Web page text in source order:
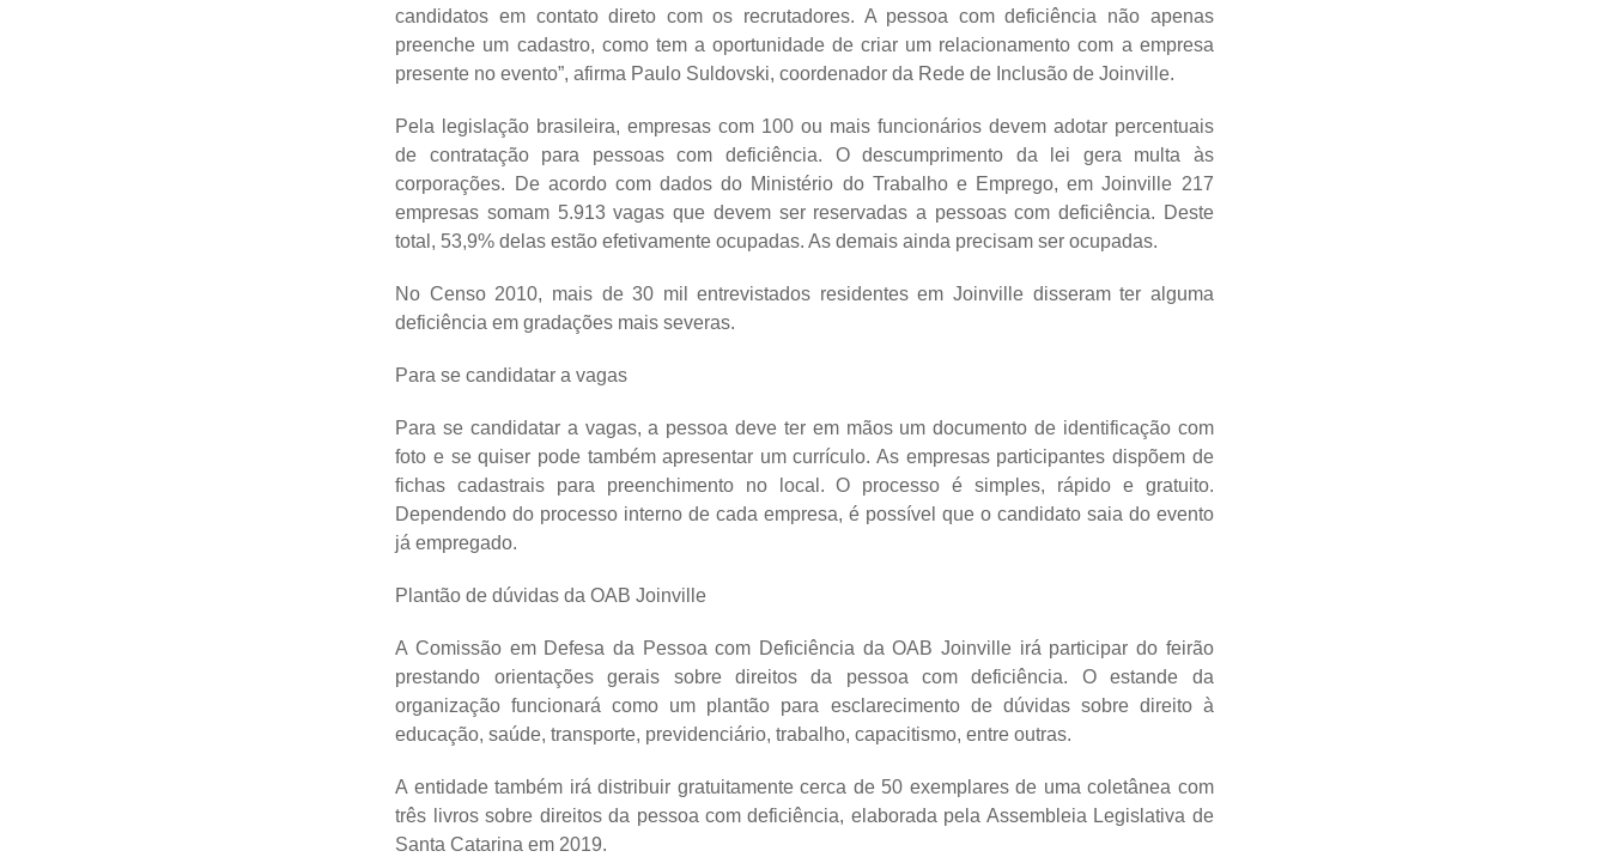
candidatos em contato direto com os recrutadores. A pessoa com deficiência não apenas
preenche um cadastro, como tem a oportunidade de criar um relacionamento com a empresa
presente no evento”, afirma Paulo Suldovski, coordenador da Rede de Inclusão de Joinville.
Pela legislação brasileira, empresas com 100 ou mais funcionários devem adotar percentuais
de contratação para pessoas com deficiência. O descumprimento da lei gera multa às
corporações. De acordo com dados do Ministério do Trabalho e Emprego, em Joinville 217
empresas somam 5.913 vagas que devem ser reservadas a pessoas com deficiência. Deste
total, 53,9% delas estão efetivamente ocupadas. As demais ainda precisam ser ocupadas.
No Censo 2010, mais de 30 mil entrevistados residentes em Joinville disseram ter alguma
deficiência em gradações mais severas.
Para se candidatar a vagas
Para se candidatar a vagas, a pessoa deve ter em mãos um documento de identificação com
foto e se quiser pode também apresentar um currículo. As empresas participantes dispõem de
fichas cadastrais para preenchimento no local. O processo é simples, rápido e gratuito.
Dependendo do processo interno de cada empresa, é possível que o candidato saia do evento
já empregado.
Plantão de dúvidas da OAB Joinville
A Comissão em Defesa da Pessoa com Deficiência da OAB Joinville irá participar do feirão
prestando orientações gerais sobre direitos da pessoa com deficiência. O estande da
organização funcionará como um plantão para esclarecimento de dúvidas sobre direito à
educação, saúde, transporte, previdenciário, trabalho, capacitismo, entre outras.
A entidade também irá distribuir gratuitamente cerca de 50 exemplares de uma coletânea com
três livros sobre direitos da pessoa com deficiência, elaborada pela Assembleia Legislativa de
Santa Catarina em 2019.